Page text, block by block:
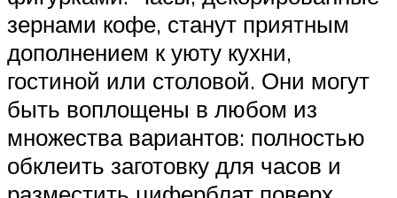
зернами кофе, станут приятным
дополнением к уюту кухни,
гостиной или столовой. Они могут
быть воплощены в любом из
множества вариантов: полностью
обклеить заготовку для часов и